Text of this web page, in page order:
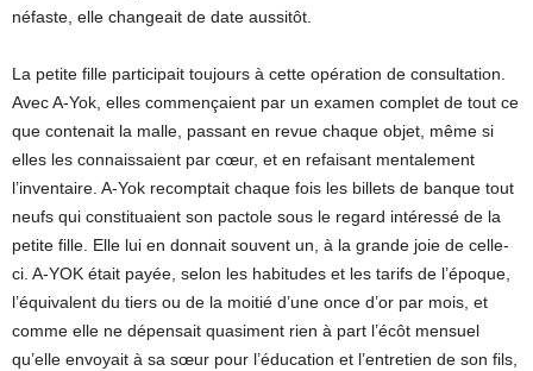
néfaste, elle changeait de date aussitôt.
La petite fille participait toujours à cette opération de consultation.
Avec A-Yok, elles commençaient par un examen complet de tout ce
que contenait la malle, passant en revue chaque objet, même si
elles les connaissaient par cœur, et en refaisant mentalement
l’inventaire. A-Yok recomptait chaque fois les billets de banque tout
neufs qui constituaient son pactole sous le regard intéressé de la
petite fille. Elle lui en donnait souvent un, à la grande joie de celle-
ci. A-YOK était payée, selon les habitudes et les tarifs de l’époque,
l’équivalent du tiers ou de la moitié d’une once d’or par mois, et
comme elle ne dépensait quasiment rien à part l’écôt mensuel
qu’elle envoyait à sa sœur pour l’éducation et l’entretien de son fils,